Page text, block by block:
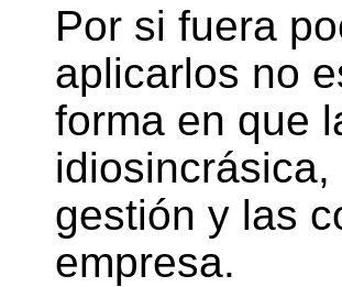
Por si fuera
aplicarlos no
forma en que
gestión y las
empresa.